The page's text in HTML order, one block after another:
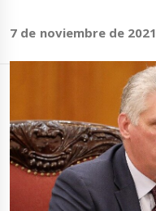
7 de noviembre de 2021